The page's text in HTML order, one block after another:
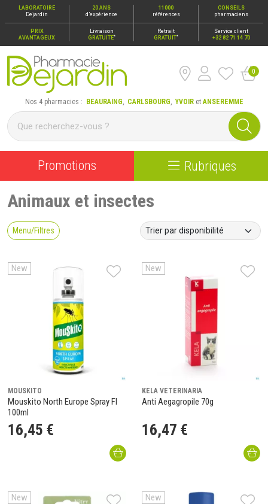
LABORATOIRE
Dejardin
20 ANS
d’expérience
11000
références
CONSEILS
pharmaciens
PRIX
AVANTAGEUX
Livraison
GRATUITE*
Retrait
GRATUIT*
Service client
+32 82 71 14 70
Pharmacie Dejardin Nos 4 pharmacies : Beauraing,
0
Nos 4 pharmacies : BEAURAING, CARLSBOURG,YVOIRetANSEREMME
Promotions Rubriques
Animaux et insectes
Menu/Filtres
New
MOUSKITO
Mouskito North Europe Spray Fl
100ml
16,45 €
New
KELA VETERINARIA
Anti Aegagropile 70g
16,47 €
New New